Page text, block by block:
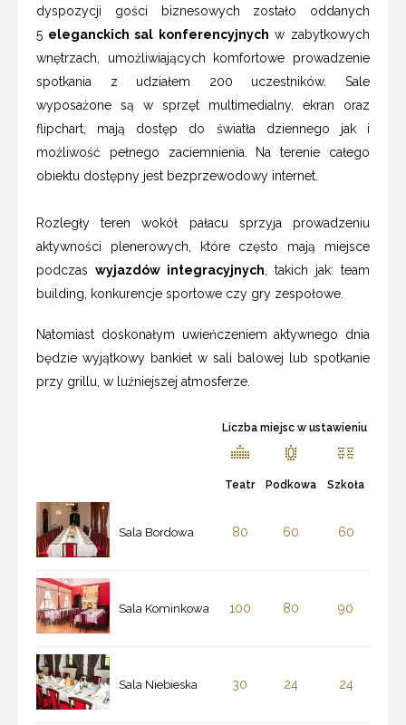
dyspozycji gości biznesowych zostało oddanych
5 eleganckich sal konferencyjnych w zabytkowych
wnętrzach, umożliwiających komfortowe prowadzenie
spotkania z udziałem 200 uczestników. Sale
wyposażone są w sprzęt multimedialny, ekran oraz
flipchart, mają dostęp do światła dziennego jak i
możliwość pełnego zaciemnienia. Na terenie całego
obiektu dostępny jest bezprzewodowy internet.
Rozległy teren wokół pałacu sprzyja prowadzeniu
aktywności plenerowych, które często mają miejsce
podczas wyjazdów integracyjnych , takich jak: team
building, konkurencje sportowe czy gry zespołowe.
Natomiast doskonałym uwieńczeniem aktywnego dnia
będzie wyjątkowy bankiet w sali balowej lub spotkanie
przy grillu, w luźniejszej atmosferze.
Liczba miejsc w ustawieniu
Teatr Podkowa Szkoła
Sala Bordowa 80 60 60
Sala Kominkowa 100 80 90
Sala Niebieska 30 24 24